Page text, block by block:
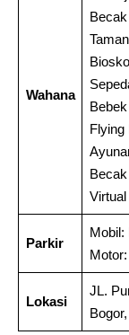
Wahana
Flying
Parkir
Mobil:
Lokasi
JL.